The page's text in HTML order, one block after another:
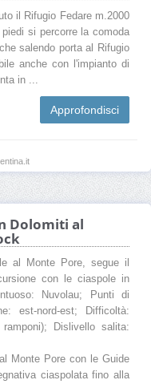
il Rifugio Fedare m.2000
si percorre la comoda
salendo porta al Rifugio
anche con l'impianto di
in ...
Approfondisci
Dolomiti al
al Monte Pore, segue il
con le ciaspole in
Nuvolau; Punti di
est-nord-est; Difficoltà:
Dislivello salita:
Monte Pore con le Guide
ciaspolata fino alla